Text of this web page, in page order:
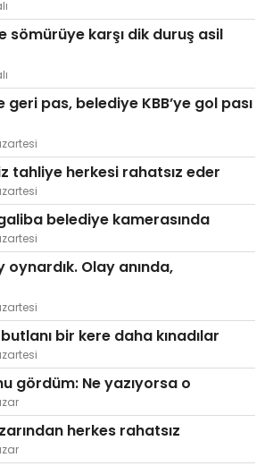
sömürüye karşı dik duruş asil
geri pas, belediye KBB’ye gol pası
tahliye herkesi rahatsız eder
belediye kamerasında
oynardık. Olay anında,
bir kere daha kınadılar
gördüm: Ne yazıyorsa o
herkes rahatsız